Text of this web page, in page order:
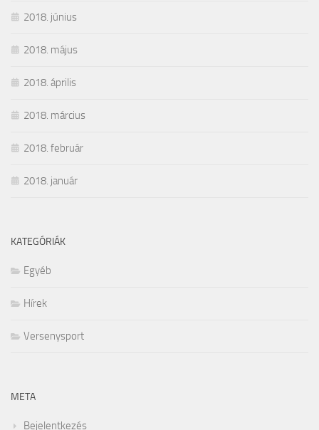
2018. június
2018. május
2018. április
2018. március
2018. február
2018. január
KATEGÓRIÁK
Egyéb
Hírek
Versenysport
META
Bejelentkezés